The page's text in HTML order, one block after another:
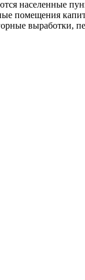
населенные
помещения
выработки,